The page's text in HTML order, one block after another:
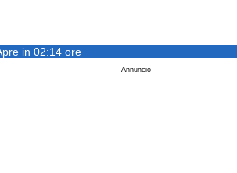
in 02:14 ore
Annuncio